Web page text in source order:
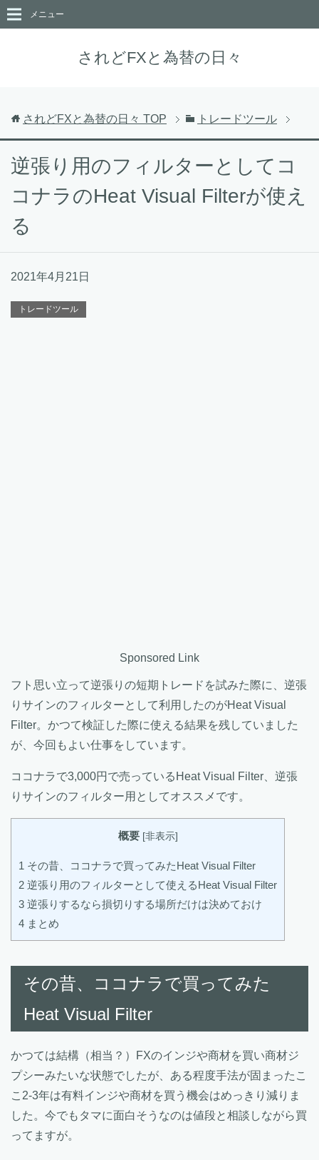
されどFXと為替の日々
メニュー
されどFXと為替の日々 TOP トレードツール
逆張り用のフィルターとしてコ
コナラのHeat Visual Filterが使え
る
2021年4月21日
トレードツール
Sponsored Link
フト思い立って逆張りの短期トレードを試みた際に、逆張
りサインのフィルターとして利用したのがHeat Visual
Filter。かつて検証した際に使える結果を残していました
が、今回もよい仕事をしています。
ココナラで3,000円で売っているHeat Visual Filter、逆張
りサインのフィルター用としてオススメです。
概要 [非表示]
1 その昔、ココナラで買ってみたHeat Visual Filter
2 逆張り用のフィルターとして使えるHeat Visual Filter
3 逆張りするなら損切りする場所だけは決めておけ
4 まとめ
その昔、ココナラで買ってみた
Heat Visual Filter
かつては結構（相当？）FXのインジや商材を買い商材ジ
プシーみたいな状態でしたが、ある程度手法が固まったこ
こ2-3年は有料インジや商材を買う機会はめっきり減りま
した。今でもタマに面白そうなのは値段と相談しながら買
ってますが。